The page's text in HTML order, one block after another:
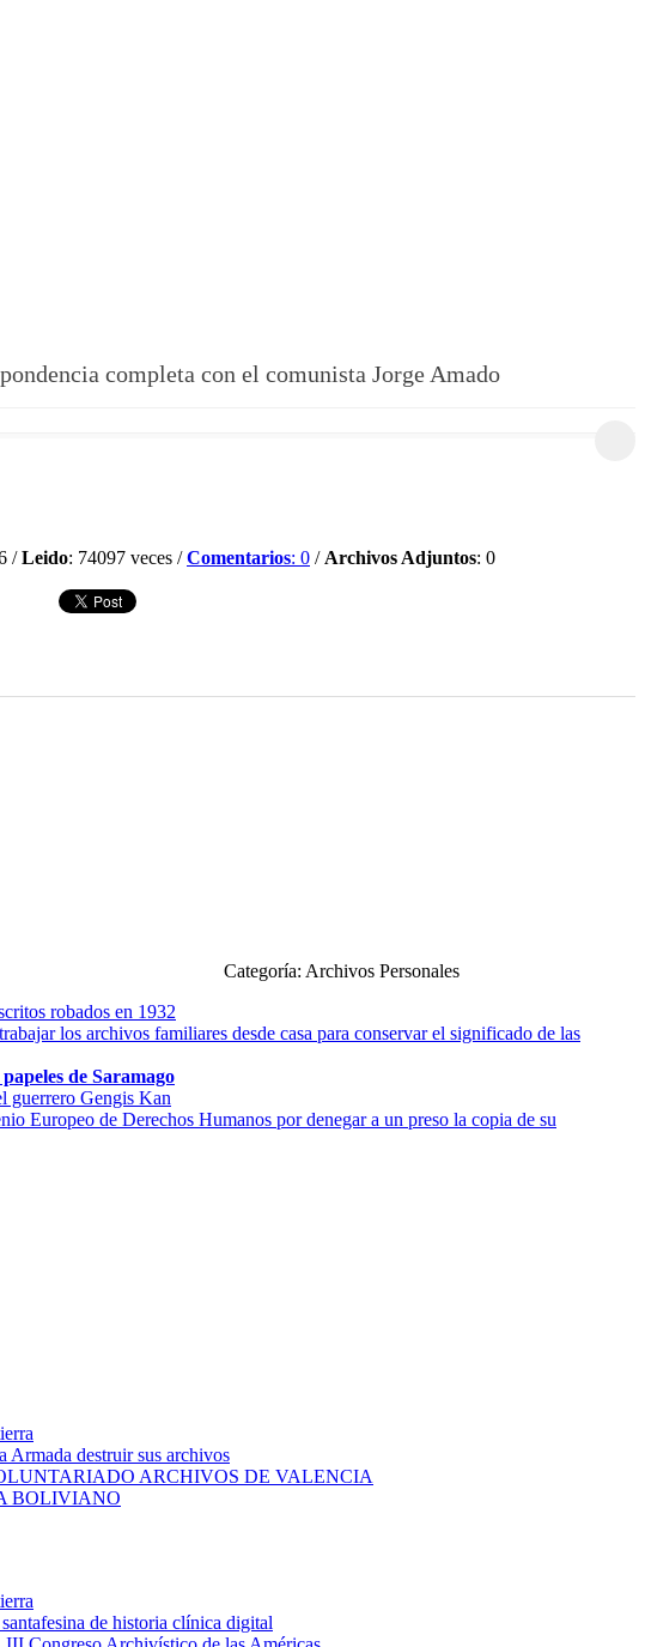
completa con el comunista Jorge Amado
/Leido: 74097 veces /Comentarios: 0 / Archivos Adjuntos: 0
Categoría: Archivos Personales
robados en 1932
los archivos familiares desde casa para conservar el significado de las
de Saramago
guerrero Gengis Kan
Europeo de Derechos Humanos por denegar a un preso la copia de su
Armada destruir sus archivos
ARCHIVOS DE VALENCIA
BOLIVIANO
de historia clínica digital